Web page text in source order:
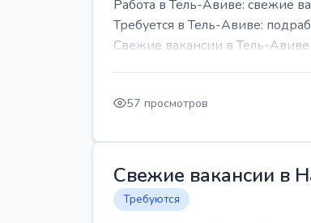
Работа в Тель-Авиве: свежие
Требуется в Тель-Авиве:
Свежие вакансии в Тель-
57 просмотров
Свежие вакансии в
Требуются